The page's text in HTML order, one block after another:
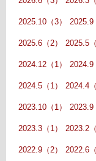
2025.10（3） 2025.9
2025.6（2） 2025.5（
2024.12（1） 2024.9
2024.5（1） 2024.4（
2023.10（1） 2023.9
2023.3（1） 2023.2（
2022.9（2） 2022.6（